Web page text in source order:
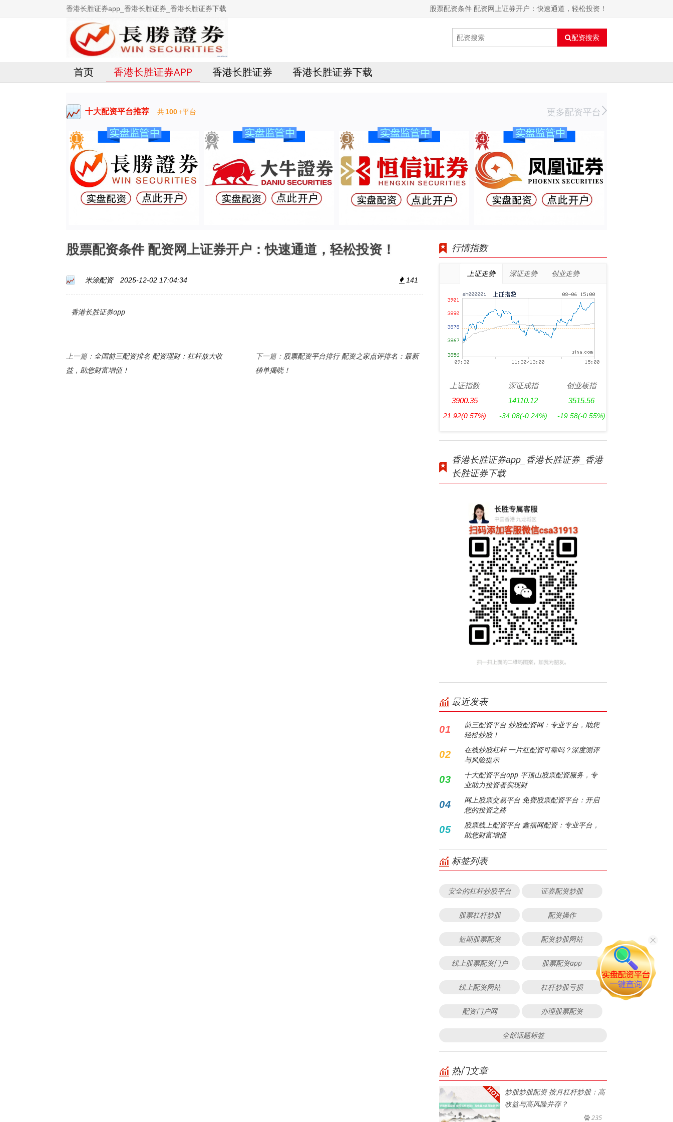
香港长胜证券app_香港长胜证券_香港长胜证券下载 股票配资条件 配资网上证券开户：快速通道，轻松投资！
配资搜索
首页 香港长胜证券APP 香港长胜证券 香港长胜证券下载
十大配资平台推荐 共100+平台 更多配资平台
股票配资条件 配资网上证券开户：快速通道，轻松投资！
米涂配资 2025-12-02 17:04:34 141
香港长胜证券app
上一篇： 全国前三配资排名 配资理财：杠杆放大收
益，助您财富增值！
下一篇： 股票配资平台排行 配资之家点评排名：最新
榜单揭晓！
行情指数
上证走势 深证走势 创业走势
上证指数
3900.35
21.92(0.57%)
深证成指
14110.12
-34.08(-0.24%)
创业板指
3515.56
-19.58(-0.55%)
香港长胜证券app_香港长胜证券_香港
长胜证券下载
最近发表
01
前三配资平台 炒股配资网：专业平台，助您
轻松炒股！
02
在线炒股杠杆 一片红配资可靠吗？深度测评
与风险提示
03
十大配资平台app 平顶山股票配资服务，专
业助力投资者实现财
04
网上股票交易平台 免费股票配资平台：开启
您的投资之路
05
股票线上配资平台 鑫福网配资：专业平台，
助您财富增值
标签列表
安全的杠杆炒股平台 证券配资炒股
股票杠杆炒股 配资操作
短期股票配资 配资炒股网站
线上股票配资门户 股票配资app
线上配资网站 杠杆炒股亏损
配资门户网 办理股票配资
全部话题标签
热门文章
炒股炒股配资 按月杠杆炒股：高
收益与高风险并存？
235